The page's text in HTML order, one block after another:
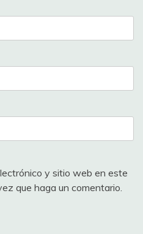
y sitio web en este
que haga un comentario.